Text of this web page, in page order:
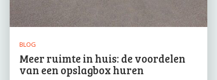
BLOG
Meer ruimte in huis: de voordelen
van een opslagbox huren